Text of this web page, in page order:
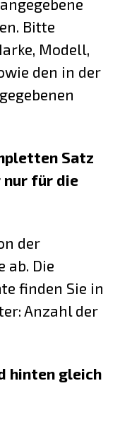
Bitte
Modell,
den in der
Satz
nur für die
der
ab. Die
finden Sie in
Anzahl der
hinten gleich